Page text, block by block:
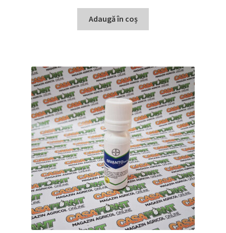
Adaugă în coș